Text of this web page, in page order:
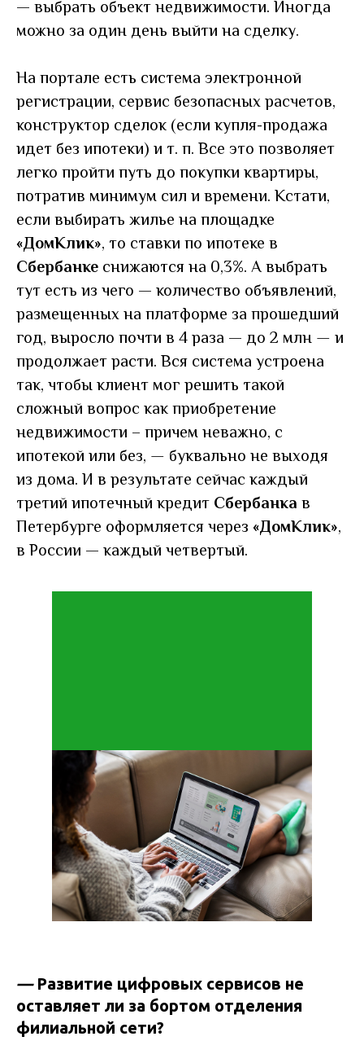
— выбрать объект недвижимости. Иногда
можно за один день выйти на сделку.
На портале есть система электронной
регистрации, сервис безопасных расчетов,
конструктор сделок (если купля-продажа
идет без ипотеки) и т. п. Все это позволяет
легко пройти путь до покупки квартиры,
потратив минимум сил и времени. Кстати,
если выбирать жилье на площадке
«ДомКлик», то ставки по ипотеке в
Сбербанке снижаются на 0,3%. А выбрать
тут есть из чего — количество объявлений,
размещенных на платформе за прошедший
год, выросло почти в 4 раза — до 2 млн — и
продолжает расти. Вся система устроена
так, чтобы клиент мог решить такой
сложный вопрос как приобретение
недвижимости – причем неважно, с
ипотекой или без, — буквально не выходя
из дома. И в результате сейчас каждый
третий ипотечный кредит Сбербанка в
Петербурге оформляется через «ДомКлик»,
в России — каждый четвертый.
—Развитие цифровых сервисов не
оставляет ли за бортом отделения
филиальной сети?